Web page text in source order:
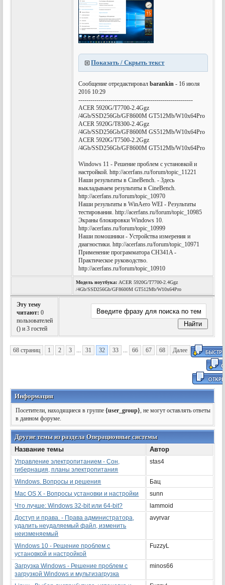
Показать / Скрыть текст
Сообщение отредактировалbarankin - 16 июля
2016 10:29
---------------------------------------------------------
ACER 5920G/T7700-2.4Ggz
/4Gb/SSD256Gb/GF8600M GT512Mb/W10x64Pro
ACER 5920G/T8300-2.4Ggz
/4Gb/SSD256Gb/GF8600M GS512Mb/W10x64Pro
ACER 5920G/T7500-2.2Ggz
/4Gb/SSD256Gb/GF8600M GT512Mb/W10x64Pro
Windows 11 - Решение проблем с установкой и
настройкой. http://acerfans.ru/forum/topic_11221
Наши результаты в CineBench. - Здесь
выкладываем результаты в CineBench.
http://acerfans.ru/forum/topic_10970
Наши результаты в WinAero WEI - Результаты
тестирования. http://acerfans.ru/forum/topic_10985
Экраны блокировки Windows 10.
http://acerfans.ru/forum/topic_10999
Наши помошники - Устройства измерения и
диагностики. http://acerfans.ru/forum/topic_10971
Применение программатора CH341A -
Практическое руководство.
http://acerfans.ru/forum/topic_10910
Модель ноутбука: ACER 5920G/T7700-2.4Ggz
/4Gb/SSD256Gb/GF8600M GT512Mb/W10x64Pro
Эту тему
читают: 0
пользователей
() и 3 гостей
68 страниц 1 2 3 ... 31 32 33 ... 66 67 68 Далее
Информация
Посетители, находящиеся в группе{user_group}, не могут оставлять ответы
в данном форуме.
Другие темы из раздела Операционные системы
Название темы
Автор
Управление электропитанием - Сон,
гибернация, планы электропитания
stas4
Windows. Вопросы и решения
Бац
Mac OS X - Вопросы установки и настройки
sunn
Что лучше: Windows 32-bit или 64-bit?
lammoid
Доступ и права. - Права администратора,
удалить неудаляемый файл, изменить
неизменяемый
avyrvar
Windows 10 - Решение проблем с
установкой и настройкой
FuzzyL
Загрузка Windows - Решение проблем с
загрузкой Windows и мультизагрузка
minos66